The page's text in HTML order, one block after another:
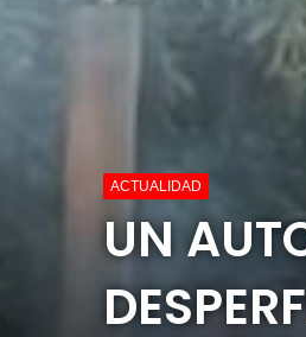
ACTUALIDAD
UN